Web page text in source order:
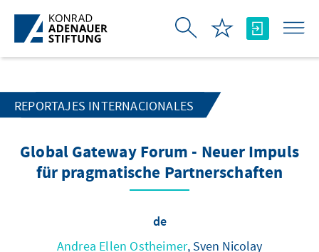
Saltar al contenido principal
REPORTAJES INTERNACIONALES
Global Gateway Forum - Neuer Impuls
für pragmatische Partnerschaften
de
Andrea Ellen Ostheimer, Sven Nicolay